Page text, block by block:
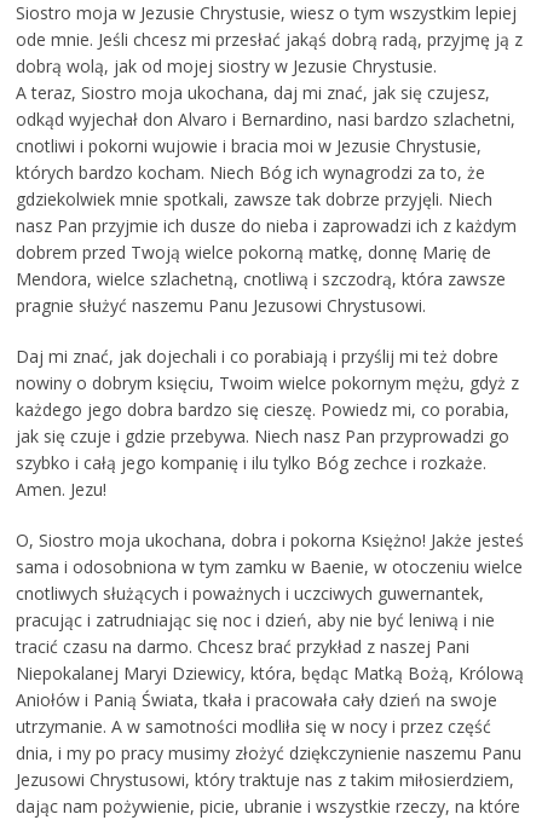
Siostro moja w Jezusie Chrystusie, wiesz o tym wszystkim lepiej
ode mnie. Jeśli chcesz mi przesłać jakąś dobrą radą, przyjmę ją z
dobrą wolą, jak od mojej siostry w Jezusie Chrystusie.
A teraz, Siostro moja ukochana, daj mi znać, jak się czujesz,
odkąd wyjechał don Alvaro i Bernardino, nasi bardzo szlachetni,
cnotliwi i pokorni wujowie i bracia moi w Jezusie Chrystusie,
których bardzo kocham. Niech Bóg ich wynagrodzi za to, że
gdziekolwiek mnie spotkali, zawsze tak dobrze przyjęli. Niech
nasz Pan przyjmie ich dusze do nieba i zaprowadzi ich z każdym
dobrem przed Twoją wielce pokorną matkę, donnę Marię de
Mendora, wielce szlachetną, cnotliwą i szczodrą, która zawsze
pragnie służyć naszemu Panu Jezusowi Chrystusowi.
Daj mi znać, jak dojechali i co porabiają i przyślij mi też dobre
nowiny o dobrym księciu, Twoim wielce pokornym mężu, gdyż z
każdego jego dobra bardzo się cieszę. Powiedz mi, co porabia,
jak się czuje i gdzie przebywa. Niech nasz Pan przyprowadzi go
szybko i całą jego kompanię i ilu tylko Bóg zechce i rozkaże.
Amen. Jezu!
O, Siostro moja ukochana, dobra i pokorna Księżno! Jakże jesteś
sama i odosobniona w tym zamku w Baenie, w otoczeniu wielce
cnotliwych służących i poważnych i uczciwych guwernantek,
pracując i zatrudniając się noc i dzień, aby nie być leniwą i nie
tracić czasu na darmo. Chcesz brać przykład z naszej Pani
Niepokalanej Maryi Dziewicy, która, będąc Matką Bożą, Królową
Aniołów i Panią Świata, tkała i pracowała cały dzień na swoje
utrzymanie. A w samotności modliła się w nocy i przez część
dnia, i my po pracy musimy złożyć dziękczynienie naszemu Panu
Jezusowi Chrystusowi, który traktuje nas z takim miłosierdziem,
dając nam pożywienie, picie, ubranie i wszystkie rzeczy, na które